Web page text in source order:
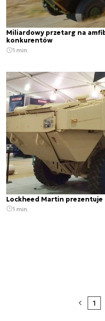
Miliardowy przetarg na
konkurentów
1 min.
Lockheed Martin prezentuje
1 min.
1